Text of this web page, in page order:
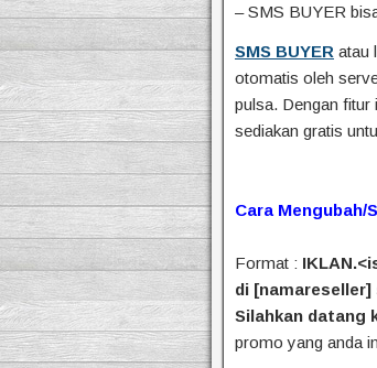
– SMS BUYER
SMS BUYER atau
otomatis oleh
pulsa. Dengan fitur
sediakan gratis
Cara Mengubah/
Format :
di [namareseller]
Silahkan datang
promo yang anda